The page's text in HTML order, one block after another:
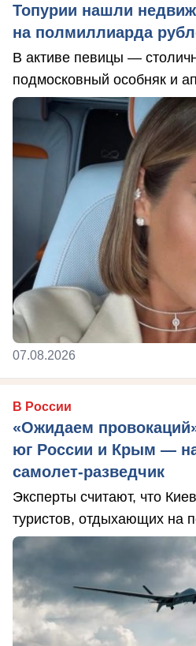
Топурии нашли
на полмиллиарда
В активе певицы —
подмосковный особняк и
07.08.2026
В России
«Ожидаем
юг России и Крым —
самолет-разведчик
Эксперты считают, что
туристов, отдыхающих на